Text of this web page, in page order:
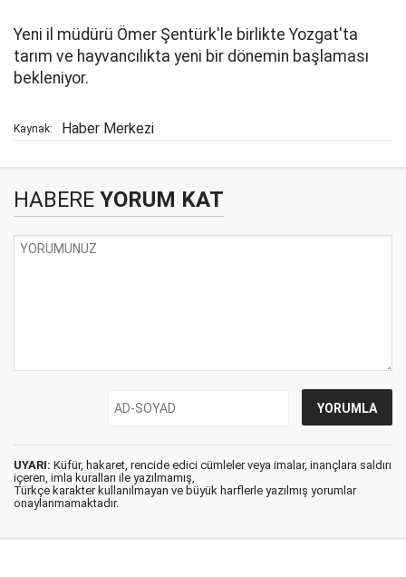
Yeni il müdürü Ömer Şentürk'le birlikte Yozgat'ta
tarım ve hayvancılıkta yeni bir dönemin başlaması
bekleniyor.
Kaynak: Haber Merkezi
HABERE YORUM KAT
UYARI: Küfür, hakaret, rencide edici cümleler veya imalar, inançlara saldırı
içeren, imla kuralları ile yazılmamış,
Türkçe karakter kullanılmayan ve büyük harflerle yazılmış yorumlar
onaylanmamaktadır.